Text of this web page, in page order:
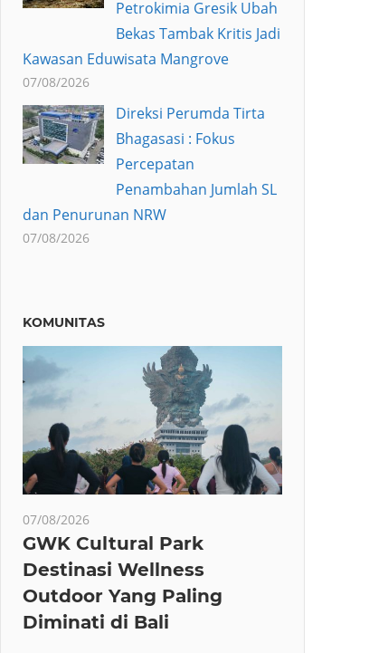
Petrokimia Gresik Ubah
Bekas Tambak Kritis Jadi
Kawasan Eduwisata Mangrove
07/08/2026
Direksi Perumda Tirta
Bhagasasi : Fokus
Percepatan
Penambahan Jumlah SL
dan Penurunan NRW
07/08/2026
KOMUNITAS
07/08/2026
GWK Cultural Park
Destinasi Wellness
Outdoor Yang Paling
Diminati di Bali